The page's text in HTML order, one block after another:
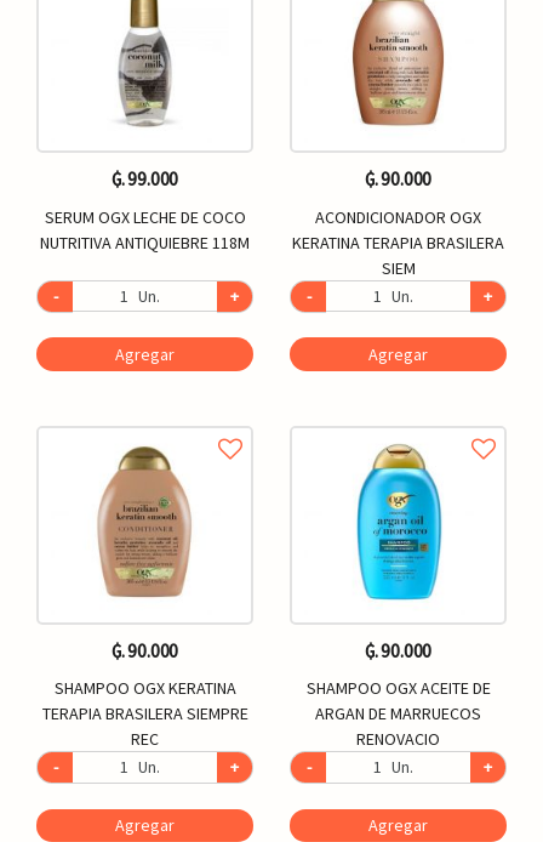
₲. 99.000
SERUM OGX LECHE DE COCO
NUTRITIVA ANTIQUIEBRE 118M
- Un. +
Agregar
₲. 90.000
SHAMPOO OGX KERATINA
TERAPIA BRASILERA SIEMPRE
REC
-
Un. +
Agregar
₲. 90.000
ACONDICIONADOR OGX
KERATINA TERAPIA BRASILERA
SIEM
-
Un. +
Agregar
₲. 90.000
SHAMPOO OGX ACEITE DE
ARGAN DE MARRUECOS
RENOVACIO
-
Un. +
Agregar